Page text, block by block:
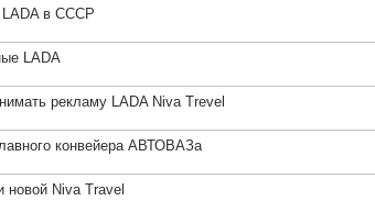
LADA в СССР
LADA
рекламу LADA Niva Trevel
конвейера АВТОВАЗа
Niva Travel